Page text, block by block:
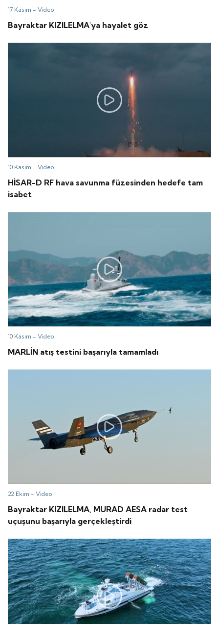
17 Kasım -Video
Bayraktar KIZILELMA'ya hayalet göz
10 Kasım -Video
HİSAR-D RF hava savunma füzesinden hedefe tam
isabet
10 Kasım -Video
MARLİN atış testini başarıyla tamamladı
22 Ekim -Video
Bayraktar KIZILELMA, MURAD AESA radar test
uçuşunu başarıyla gerçekleştirdi